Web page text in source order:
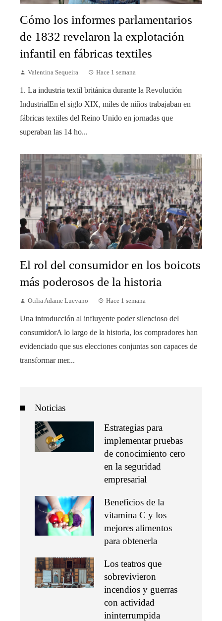
Cómo los informes parlamentarios
de 1832 revelaron la explotación
infantil en fábricas textiles
Valentina Sequeira Hace 1 semana
1. La industria textil británica durante la Revolución
IndustrialEn el siglo XIX, miles de niños trabajaban en
fábricas textiles del Reino Unido en jornadas que
superaban las 14 ho...
El rol del consumidor en los boicots
más poderosos de la historia
Otilia Adame Luevano Hace 1 semana
Una introducción al influyente poder silencioso del
consumidorA lo largo de la historia, los compradores han
evidenciado que sus elecciones conjuntas son capaces de
transformar mer...
Noticias
Estrategias para
implementar pruebas
de conocimiento cero
en la seguridad
empresarial
Beneficios de la
vitamina C y los
mejores alimentos
para obtenerla
Los teatros que
sobrevivieron
incendios y guerras
con actividad
ininterrumpida